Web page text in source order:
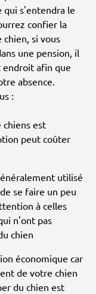
qui s'entendra le
confier la
si vous
une pension, il
afin que
absence.
:
chiens est
peut coûter
utilisé
se faire un peu
à celles
n'ont pas
chien
économique car
de votre chien
du chien est